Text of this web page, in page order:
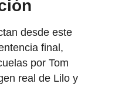
desde este
final,
por Tom
real de Lilo y